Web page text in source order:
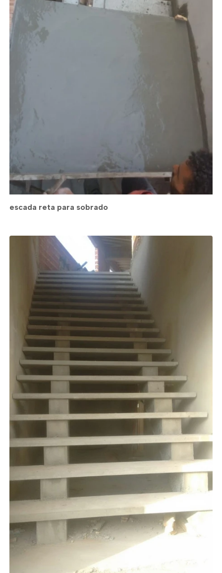
escada reta para sobrado